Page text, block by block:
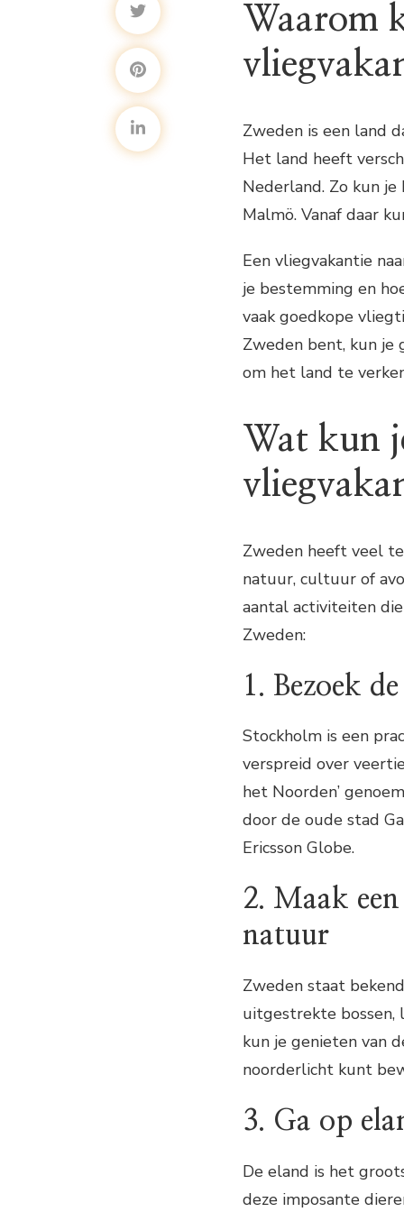
Waarom
Zweden is een land
Het land heeft
Nederland. Zo kun
Malmö. Vanaf daar
Een vliegvakantie
je bestemming en
vaak goedkope
Zweden bent, kun je
om het land te
Wat kun
Zweden heeft veel
natuur, cultuur of
aantal activiteiten
Zweden:
1. Bezoek
Stockholm is een
verspreid over
het Noorden’
door de oude stad
Ericsson Globe.
2. Maak
natuur
Zweden staat
uitgestrekte bossen,
kun je genieten van
noorderlicht kunt
3. Ga op
De eland is het
deze imposante